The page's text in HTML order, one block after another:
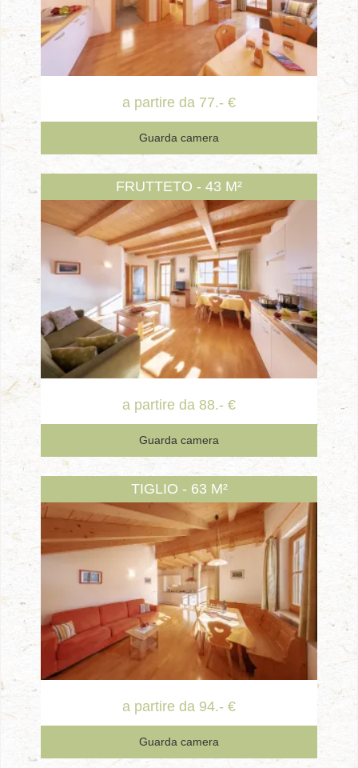
a partire da 77.- €
Guarda camera
FRUTTETO - 43 M²
a partire da 88.- €
Guarda camera
TIGLIO - 63 M²
a partire da 94.- €
Guarda camera